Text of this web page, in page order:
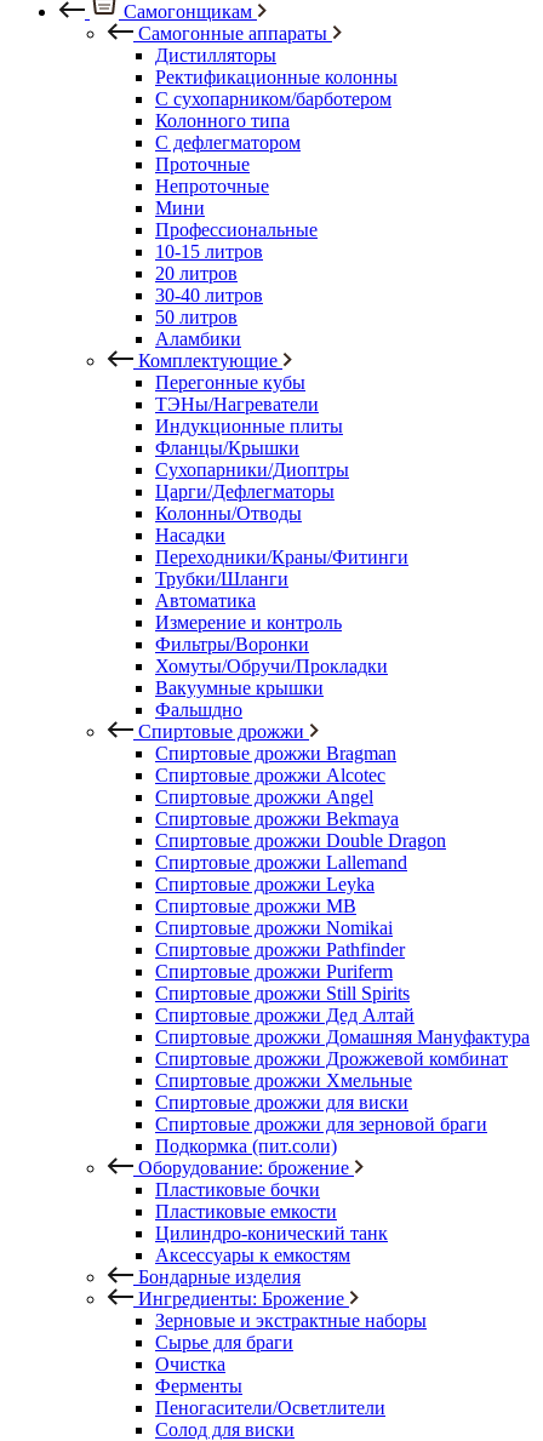
Самогонщикам
Самогонные аппараты
Дистилляторы
Ректификационные колонны
С сухопарником/барботером
Колонного типа
С дефлегматором
Проточные
Непроточные
Мини
Профессиональные
10-15 литров
20 литров
30-40 литров
50 литров
Аламбики
Комплектующие
Перегонные кубы
ТЭНы/Нагреватели
Индукционные плиты
Фланцы/Крышки
Сухопарники/Диоптры
Царги/Дефлегматоры
Колонны/Отводы
Насадки
Переходники/Краны/Фитинги
Трубки/Шланги
Автоматика
Измерение и контроль
Фильтры/Воронки
Хомуты/Обручи/Прокладки
Вакуумные крышки
Фальшдно
Спиртовые дрожжи
Спиртовые дрожжи Bragman
Спиртовые дрожжи Alcotec
Спиртовые дрожжи Angel
Спиртовые дрожжи Bekmaya
Спиртовые дрожжи Double Dragon
Спиртовые дрожжи Lallemand
Спиртовые дрожжи Leyka
Спиртовые дрожжи MB
Спиртовые дрожжи Nomikai
Спиртовые дрожжи Pathfinder
Спиртовые дрожжи Puriferm
Спиртовые дрожжи Still Spirits
Спиртовые дрожжи Дед Алтай
Спиртовые дрожжи Домашняя Мануфактура
Спиртовые дрожжи Дрожжевой комбинат
Спиртовые дрожжи Хмельные
Спиртовые дрожжи для виски
Спиртовые дрожжи для зерновой браги
Подкормка (пит.соли)
Оборудование: брожение
Пластиковые бочки
Пластиковые емкости
Цилиндро-конический танк
Аксессуары к емкостям
Бондарные изделия
Ингредиенты: Брожение
Зерновые и экстрактные наборы
Сырье для браги
Очистка
Ферменты
Пеногасители/Осветлители
Солод для виски